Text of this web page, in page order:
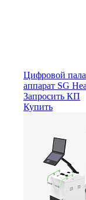
Цифровой
аппарат SG
Запросить КП
Купить